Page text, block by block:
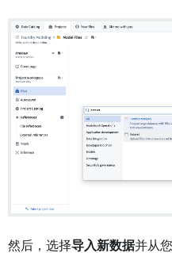
然后，选择导入新数据并从